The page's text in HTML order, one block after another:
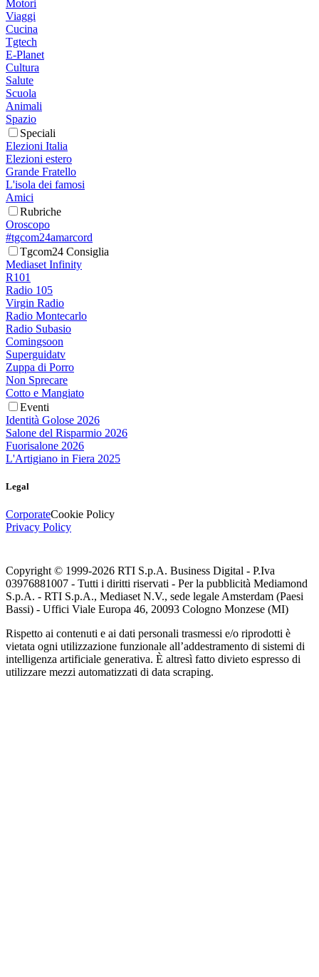
Motori
Viaggi
Cucina
Tgtech
E-Planet
Cultura
Salute
Scuola
Animali
Spazio
Speciali
Elezioni Italia
Elezioni estero
Grande Fratello
L'isola dei famosi
Amici
Rubriche
Oroscopo
#tgcom24amarcord
Tgcom24 Consiglia
Mediaset Infinity
R101
Radio 105
Virgin Radio
Radio Montecarlo
Radio Subasio
Comingsoon
Superguidatv
Zuppa di Porro
Non Sprecare
Cotto e Mangiato
Eventi
Identità Golose 2026
Salone del Risparmio 2026
Fuorisalone 2026
L'Artigiano in Fiera 2025
Legal
CorporateCookie Policy
Privacy Policy
Copyright © 1999-2026 RTI S.p.A. Business Digital - P.Iva
03976881007 - Tutti i diritti riservati - Per la pubblicità Mediamond
S.p.A. - RTI S.p.A., Mediaset N.V., sede legale Amsterdam (Paesi
Bassi) - Uffici Viale Europa 46, 20093 Cologno Monzese (MI)
Rispetto ai contenuti e ai dati personali trasmessi e/o riprodotti è
vietata ogni utilizzazione funzionale all’addestramento di sistemi di
intelligenza artificiale generativa. È altresì fatto divieto espresso di
utilizzare mezzi automatizzati di data scraping.